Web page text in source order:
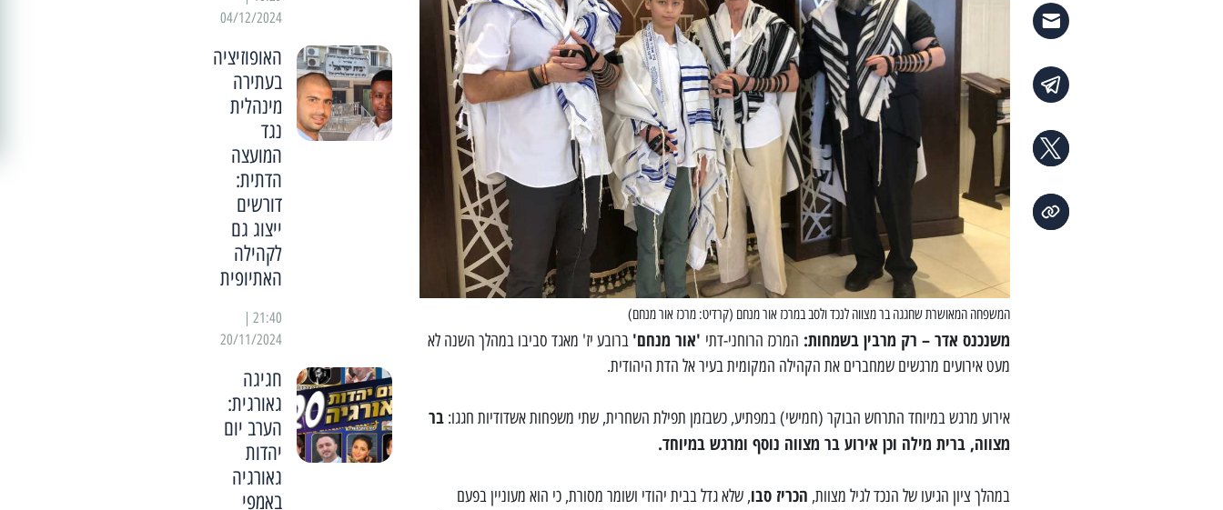
המשפחה המאושרת שחגגה בר מצווה לנכד ולסב במרכז אור מנחם (קרדיט: מרכז אור מנחם)
משנכנס אדר – רק מרבין בשמחות: המרכז הרוחני-דתי 'אור מנחם' ברובע יז' מאגד סביבו במהלך השנה לא
מעט אירועים מרגשים שמחברים את הקהילה המקומית בעיר אל הדת היהודית.
אירוע מרגש במיוחד התרחש הבוקר (חמישי) במפתיע, כשבזמן תפילת השחרית, שתי משפחות אשדודיות חגגו:בר
מצווה, ברית מילה וכן אירוע בר מצווה נוסף ומרגש במיוחד.
במהלך ציון הגיעו של הנכד לגיל מצוות, הכריז סבו, שלא גדל בבית יהודי ושומר מסורת, כי הוא מעוניין בפעם
04/12/2024
האופוזיציה
בעתירה
מינהלית
נגד
המועצה
הדתית:
דורשים
ייצוג גם
לקהילה
האתיופית
20/11/2024
חגיגה
גאורגית:
הערב יום
יהדות
גאורגיה
באמפי